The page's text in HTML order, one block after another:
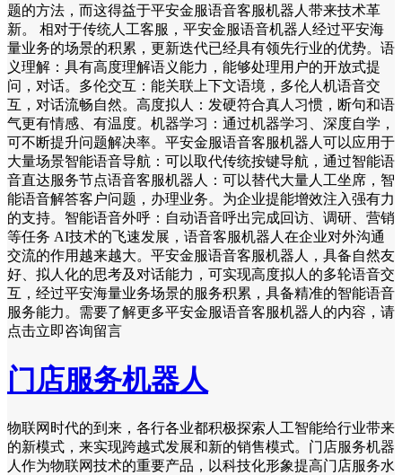
题的方法，而这得益于平安金服语音客服机器人带来技术革
新。 相对于传统人工客服，平安金服语音机器人经过平安海
量业务的场景的积累，更新迭代已经具有领先行业的优势。语
义理解：具有高度理解语义能力，能够处理用户的开放式提
问，对话。多伦交互：能关联上下文语境，多伦人机语音交
互，对话流畅自然。高度拟人：发硬符合真人习惯，断句和语
气更有情感、有温度。机器学习：通过机器学习、深度自学，
可不断提升问题解决率。平安金服语音客服机器人可以应用于
大量场景智能语音导航：可以取代传统按键导航，通过智能语
音直达服务节点语音客服机器人：可以替代大量人工坐席，智
能语音解答客户问题，办理业务。为企业提能增效注入强有力
的支持。智能语音外呼：自动语音呼出完成回访、调研、营销
等任务 AI技术的飞速发展，语音客服机器人在企业对外沟通
交流的作用越来越大。平安金服语音客服机器人，具备自然友
好、拟人化的思考及对话能力，可实现高度拟人的多轮语音交
互，经过平安海量业务场景的服务积累，具备精准的智能语音
服务能力。需要了解更多平安金服语音客服机器人的内容，请
点击立即咨询留言
门店服务机器人
物联网时代的到来，各行各业都积极探索人工智能给行业带来
的新模式，来实现跨越式发展和新的销售模式。门店服务机器
人作为物联网技术的重要产品，以科技化形象提高门店服务水